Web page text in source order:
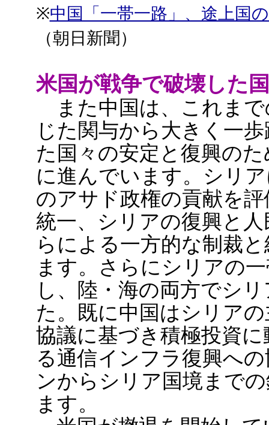
※中国「一帯一路」、途上国
（朝日新聞）
米国が戦争で破壊した
また中国は、これまで
じた関与から大きく一
た国々の安定と復興の
に進んでいます。シリ
のアサド政権の貢献を
統一、シリアの復興と
らによる一方的な制裁
ます。さらにシリアの
し、陸・海の両方でシ
た。既に中国はシリア
協議に基づき積極投資
る通信インフラ復興へ
ンからシリア国境まで
ます。